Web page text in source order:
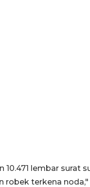
lembar surat
robek terkena